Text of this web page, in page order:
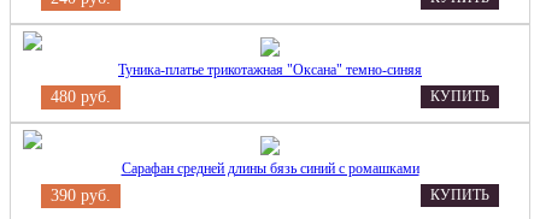
Туника-платье трикотажная "Оксана" темно-синяя
480 руб. КУПИТЬ
Сарафан средней длины бязь синий с ромашками
390 руб. КУПИТЬ